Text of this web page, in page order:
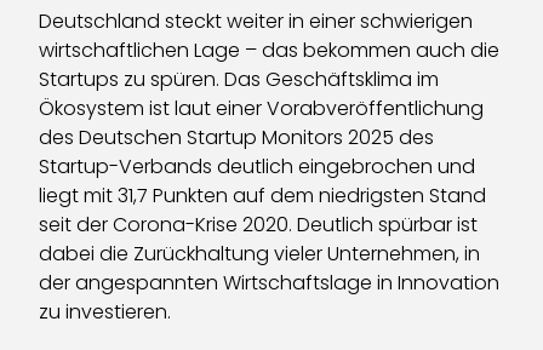
Deutschland steckt weiter in einer schwierigen
wirtschaftlichen Lage – das bekommen auch die
Startups zu spüren. Das Geschäftsklima im
Ökosystem ist laut einer Vorabveröffentlichung
des Deutschen Startup Monitors 2025 des
Startup-Verbands deutlich eingebrochen und
liegt mit 31,7 Punkten auf dem niedrigsten Stand
seit der Corona-Krise 2020. Deutlich spürbar ist
dabei die Zurückhaltung vieler Unternehmen, in
der angespannten Wirtschaftslage in Innovation
zu investieren.